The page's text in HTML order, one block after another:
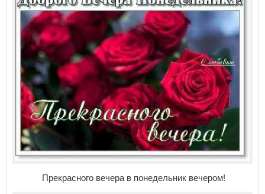
Прекрасного вечера в понедельник вечером!